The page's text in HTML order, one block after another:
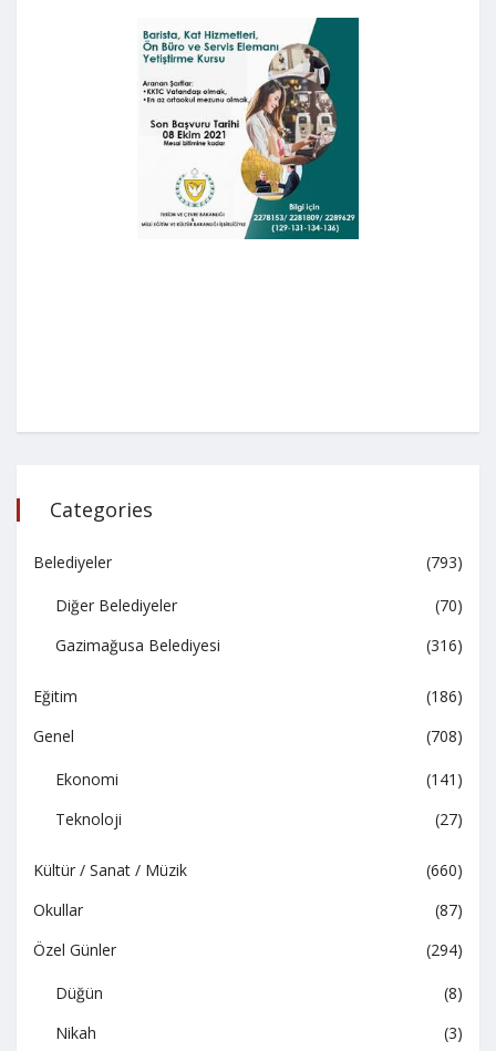
Categories
Belediyeler (793)
Diğer Belediyeler
(70)
Gazimağusa Belediyesi
(316)
Eğitim
(186)
Genel
(708)
Ekonomi
(141)
Teknoloji
(27)
Kültür / Sanat / Müzik
(660)
Okullar
(87)
Özel Günler
(294)
Düğün
(8)
Nikah
(3)